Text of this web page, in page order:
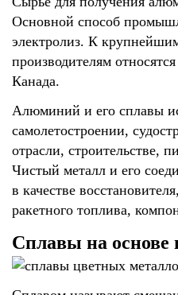
Основной способ
электролиз. К
производителям
Канада.
Алюминий и его сплавы
самолетостроении,
отрасли, строительстве,
Чистый металл и его
в качестве
ракетного топлива,
Сплавы на основе